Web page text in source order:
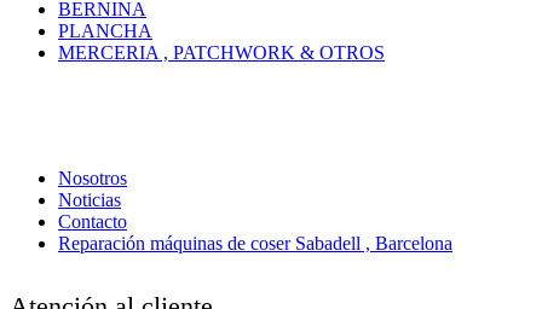
BERNINA
PLANCHA
MERCERIA , PATCHWORK & OTROS
Nosotros
Noticias
Contacto
Reparación máquinas de coser Sabadell , Barcelona